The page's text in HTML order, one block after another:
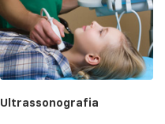
Ultrassonografia